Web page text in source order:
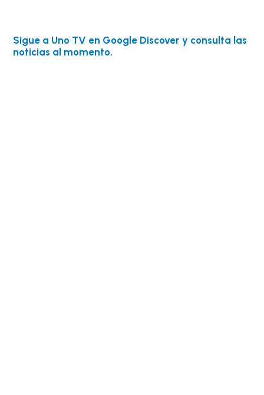
Sigue a Uno TV en Google Discover y consulta las
noticias al momento.